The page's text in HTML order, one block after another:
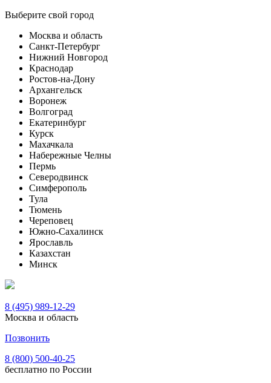
Выберите свой город
Москва и область
Санкт-Петербург
Нижний Новгород
Краснодар
Ростов-на-Дону
Архангельск
Воронеж
Волгоград
Екатеринбург
Курск
Махачкала
Набережные Челны
Пермь
Северодвинск
Симферополь
Тула
Тюмень
Череповец
Южно-Сахалинск
Ярославль
Казахстан
Минск
8 (495) 989-12-29
Москва и область
Позвонить
8 (800) 500-40-25
бесплатно по России